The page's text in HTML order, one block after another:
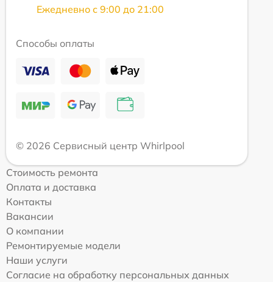
Ежедневно с 9:00 до 21:00
Способы оплаты
© 2026 Сервисный центр Whirlpool
Стоимость ремонта
Оплата и доставка
Контакты
Вакансии
О компании
Ремонтируемые модели
Наши услуги
Согласие на обработку персональных данных